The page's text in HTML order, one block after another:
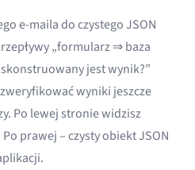
e-maila do czystego JSON
„formularz ⇒ baza
jest wynik?”
wyniki jeszcze
Po lewej stronie widzisz
prawej – czysty obiekt JSON